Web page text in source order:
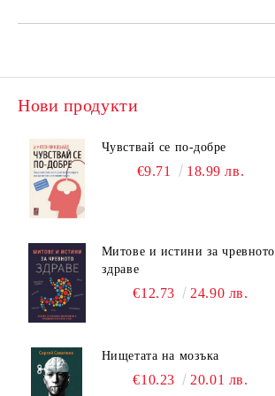
Нови продукти
Чувствай се по-добре
€9.71 18.99 лв.
Митове и истини за чревното
здраве
€12.73 24.90 лв.
Нищетата на мозъка
€10.23 20.01 лв.